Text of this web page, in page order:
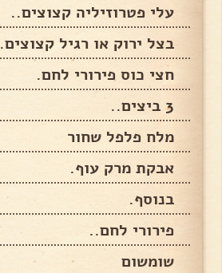
עלי פטרוזיליה קצוצים..
בצל ירוק או רגיל קצוצים.
חצי כוס פירורי לחם.
3 ביצים..
מלח פלפל שחור
אבקת מרק עוף.
בנוסף.
פירורי לחם..
שומשום